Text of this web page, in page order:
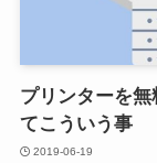
プリンターを
てこういう事
2019-06-19